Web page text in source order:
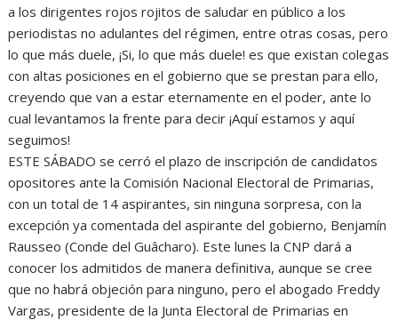
a los dirigentes rojos rojitos de saludar en público a los
periodistas no adulantes del régimen, entre otras cosas, pero
lo que más duele, ¡Si, lo que más duele! es que existan colegas
con altas posiciones en el gobierno que se prestan para ello,
creyendo que van a estar eternamente en el poder, ante lo
cual levantamos la frente para decir ¡Aquí estamos y aquí
seguimos!
ESTE SÁBADO se cerró el plazo de inscripción de candidatos
opositores ante la Comisión Nacional Electoral de Primarias,
con un total de 14 aspirantes, sin ninguna sorpresa, con la
excepción ya comentada del aspirante del gobierno, Benjamín
Rausseo (Conde del Guâcharo). Este lunes la CNP dará a
conocer los admitidos de manera definitiva, aunque se cree
que no habrá objeción para ninguno, pero el abogado Freddy
Vargas, presidente de la Junta Electoral de Primarias en